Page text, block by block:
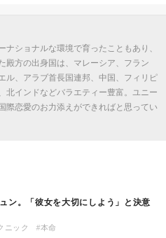
ナショナルな環境で育ったこともあり、
殿方の出身国は、マレーシア、フラン
ル、アラブ首長国連邦、中国、フィリピ
北インドなどバラエティー豊富。ユニー
際恋愛のお力添えができればと思ってい
ン。「彼女を大切にしよう」と決意
ニック 本命